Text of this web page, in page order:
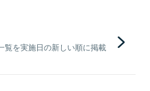
覧を実施日の新しい順に掲載